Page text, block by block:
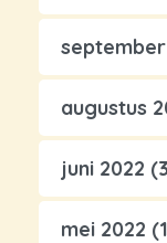
augustus
juni 2022
mei 2022